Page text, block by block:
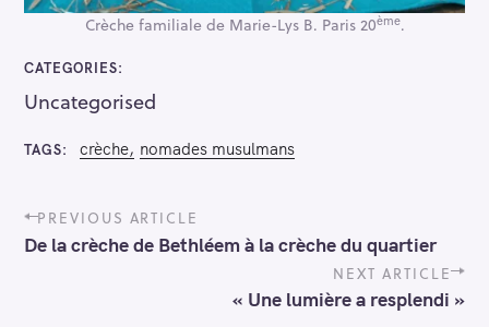
Crèche familiale de Marie-Lys B. Paris 20ème.
CATEGORIES
Uncategorised
TAGS crèche nomades musulmans
P
o
s
PREVIOUS ARTICLE
De la crèche de Bethléem à la crèche du quartier
NEXT ARTICLE
« Une lumière a resplendi »